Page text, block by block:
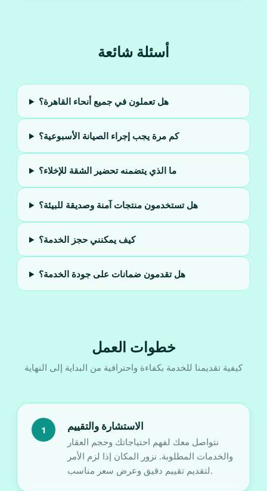
أسئلة شائعة
هل تعملون في جميع أنحاء القاهرة؟
كم مرة يجب إجراء الصيانة الأسبوعية؟
ما الذي يتضمنه تحضير الشقة للإخلاء؟
هل تستخدمون منتجات آمنة وصديقة للبيئة؟
كيف يمكنني حجز الخدمة؟
هل تقدمون ضمانات على جودة الخدمة؟
خطوات العمل
كيفية تقديمنا للخدمة بكفاءة واحترافية من البداية إلى النهاية
1 الاستشارة والتقييم
نتواصل معك لفهم احتياجاتك وحجم العقار
والخدمات المطلوبة. نزور المكان إذا لزم الأمر
لتقديم تقييم دقيق وعرض سعر مناسب.